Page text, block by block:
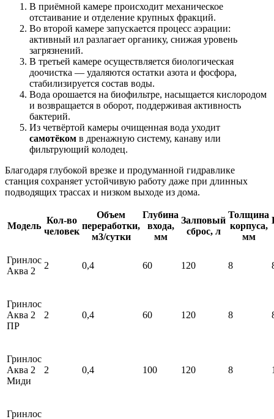
В приёмной камере происходит механическое
отстаивание и отделение крупных фракций.
Во второй камере запускается процесс аэрации:
активный ил разлагает органику, снижая уровень
загрязнений.
В третьей камере осуществляется биологическая
доочистка — удаляются остатки азота и фосфора,
стабилизируется состав воды.
Вода орошается на биофильтре, насыщается кислородом
и возвращается в оборот, поддерживая активность
бактерий.
Из четвёртой камеры очищенная вода уходит
самотёком в дренажную систему, канаву или
фильтрующий колодец.
Благодаря глубокой врезке и продуманной гидравлике
станция сохраняет устойчивую работу даже при длинных
подводящих трассах и низком выходе из дома.
Модель
Кол-во
человек
Объем
переработки,
м3/сутки
Глубина
входа,
мм
Залповый
сброс, л
Толщина
корпуса,
мм
Гринлос
Аква 2
2 0,4 60 120 8
Гринлос
Аква 2
ПР
2 0,4 60 120 8
Гринлос
Аква 2
Миди
2 0,4 100 120 8
Гринлос